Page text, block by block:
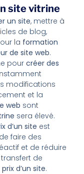
site vitrine
un site, mettre à
de blog,
la formation
de site web.
pour créer des
modifications
et la
web sont
sera élevé.
d’un site est
faire des
et de réduire
de
prix d’un site.